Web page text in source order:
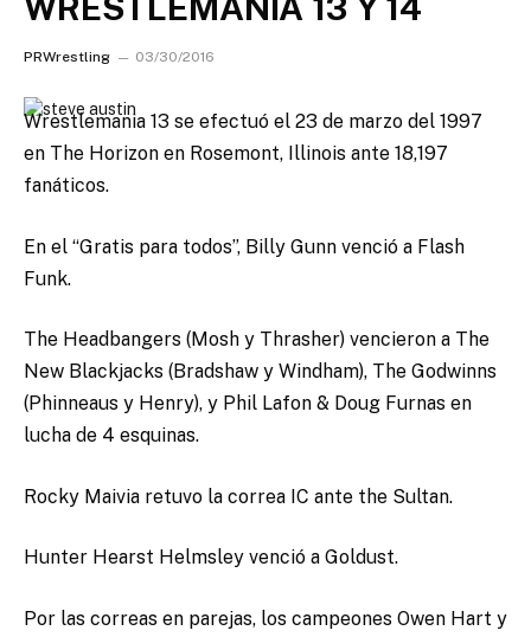
PRWrestling 03/30/2016
Wrestlemania 13 se efectuó el 23 de marzo del 1997
en The Horizon en Rosemont, Illinois ante 18,197
fanáticos.
En el “Gratis para todos”, Billy Gunn venció a Flash
Funk.
The Headbangers (Mosh y Thrasher) vencieron a The
New Blackjacks (Bradshaw y Windham), The Godwinns
(Phinneaus y Henry), y Phil Lafon & Doug Furnas en
lucha de 4 esquinas.
Rocky Maivia retuvo la correa IC ante the Sultan.
Hunter Hearst Helmsley venció a Goldust.
Por las correas en parejas, los campeones Owen Hart y